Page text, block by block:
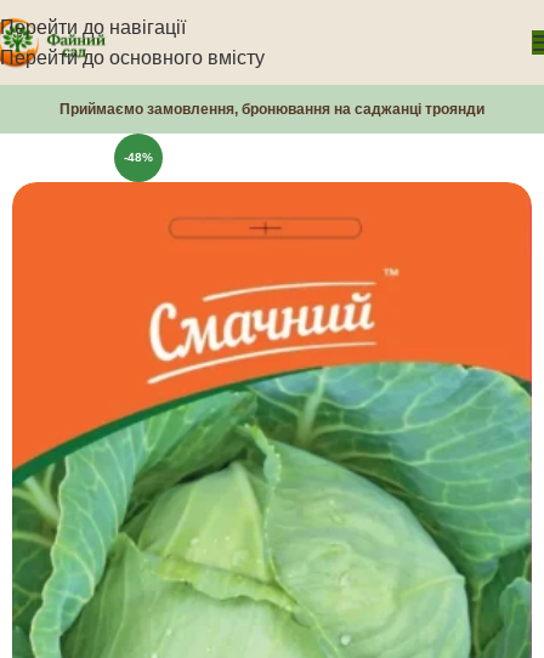
Перейти до навігації
Перейти до основного вмісту
Приймаємо замовлення, бронювання на саджанці троянди
-48%